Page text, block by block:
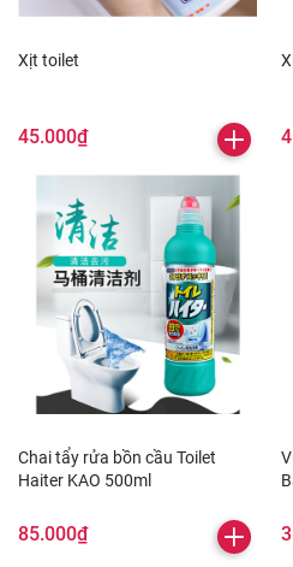
Xịt toilet
45.000₫
Chai tẩy rửa bồn cầu Toilet
Haiter KAO 500ml
85.000₫